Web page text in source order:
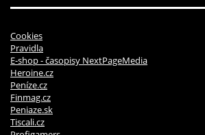
Cookies
Pravidla
E-shop - časopisy NextPageMedia
Heroine.cz
Peníze.cz
Finmag.cz
Peniaze.sk
Tiscali.cz